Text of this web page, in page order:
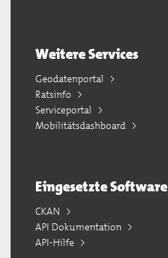
Weitere Services
Geodatenportal
Ratsinfo
Serviceportal
Mobilitätsdashboard
Eingesetzte Software
CKAN
API Dokumentation
API-Hilfe